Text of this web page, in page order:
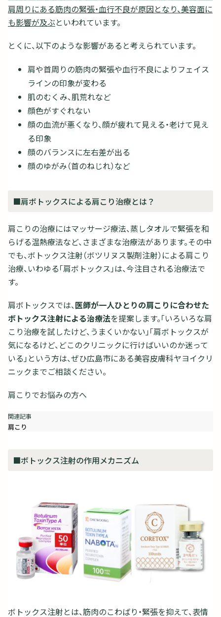
肩周りにある筋肉の緊張・血行不良が原因となり、美容面に
も影響が及ぶといわれています。
とくに、以下のような影響があると考えられています。
肩や首周りの筋肉の緊張や血行不良によりフェイス
ラインの印象が変わる
肌のむくみ、肌荒れなど
顔色がすぐれない
顔の血流が悪くなり、顔が疲れて見える・老けて見え
る印象
顔のバランスに左右差が出る
顔のゆがみ（首のねじれ）など
■肩ボトックスによる肩こり治療とは？
肩こりの治療にはマッサージ療法、蒸しタオルで緊張を和
らげる温熱療法など、さまざまな治療法があります。その中
でも、ボトックス注射（ボツリヌス製剤注射）による肩こり
治療、いわゆる「肩ボトックス」は、今注目される治療法で
す。
肩ボトックスでは、医師が一人ひとりの肩こりに合わせた
ボトックス注射による治療法を提案します。「いろいろな肩
こり治療を試したけど、うまくいかない」「肩ボトックスが
気になるけど、どこのクリニックに行けばいいのか迷って
いる」という方は、ぜひ広島市にある美容皮膚科ヤヨイクリ
ニックまでご相談ください。
肩こりでお悩みの方へ
肩こり
■ボトックス注射の作用メカニズム
ボトックス注射とは、筋肉のこわばり・緊張を抑えて、表情